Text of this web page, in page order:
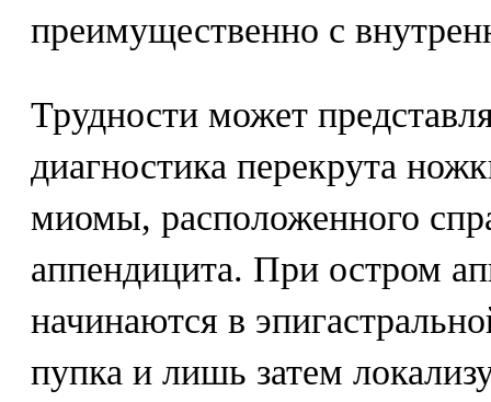
преимущественно с
Трудности может
диагностика перекрута
миомы, расположенного
аппендицита. При остром
начинаются в
пупка и лишь затем